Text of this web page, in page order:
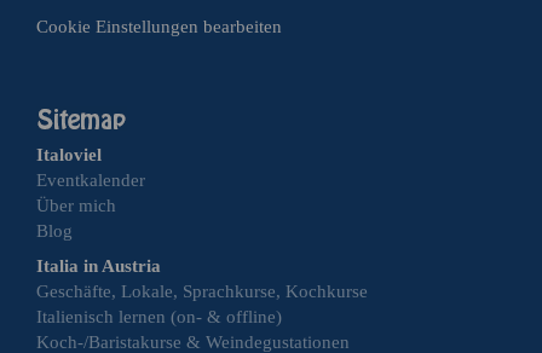
Cookie Einstellungen bearbeiten
Italoviel
Eventkalender
Über mich
Blog
Italia in Austria
Geschäfte, Lokale, Sprachkurse, Kochkurse
Italienisch lernen (on- & offline)
Koch-/Baristakurse & Weindegustationen